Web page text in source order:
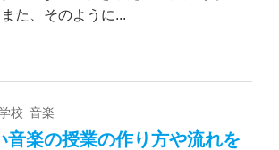
た、そのように...
校 音楽
音楽の授業の作り方や流れを